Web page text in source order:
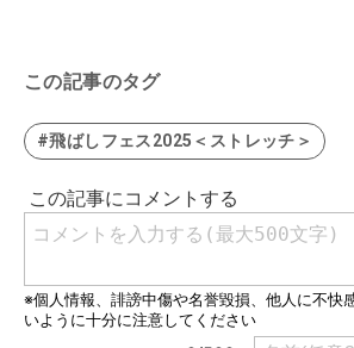
この記事のタグ
#飛ばしフェス2025＜ストレッチ＞